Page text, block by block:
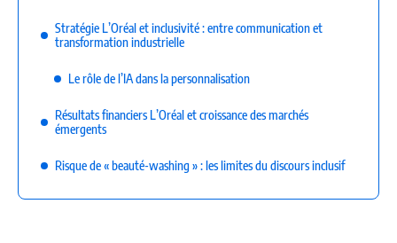
Stratégie L’Oréal et inclusivité : entre communication et
transformation industrielle
Le rôle de l’IA dans la personnalisation
Résultats financiers L’Oréal et croissance des marchés
émergents
Risque de « beauté-washing » : les limites du discours inclusif